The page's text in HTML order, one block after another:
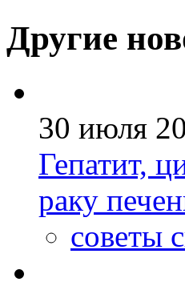
Другие
30 июля
Гепатит,
раку
советы